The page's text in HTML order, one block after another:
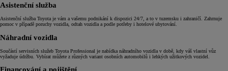
Asistenční služba
Asistenční služba Toyota je vám a vašemu podnikání k dispozici 24/7, a to v tuzemsku i zahraničí. Zahrnuje
pomoc v případě poruchy vozidla, odtah vozidla a podle potřeby i hotelové ubytování.
Náhradní vozidla
Součástí servisních služeb Toyota Professional je nabídka náhradního vozidla v době, kdy váš vlastní vůz
vyžaduje údržbu. Vybírat můžete z různých variant osobních automobilů i lehkých užitkových vozidel.